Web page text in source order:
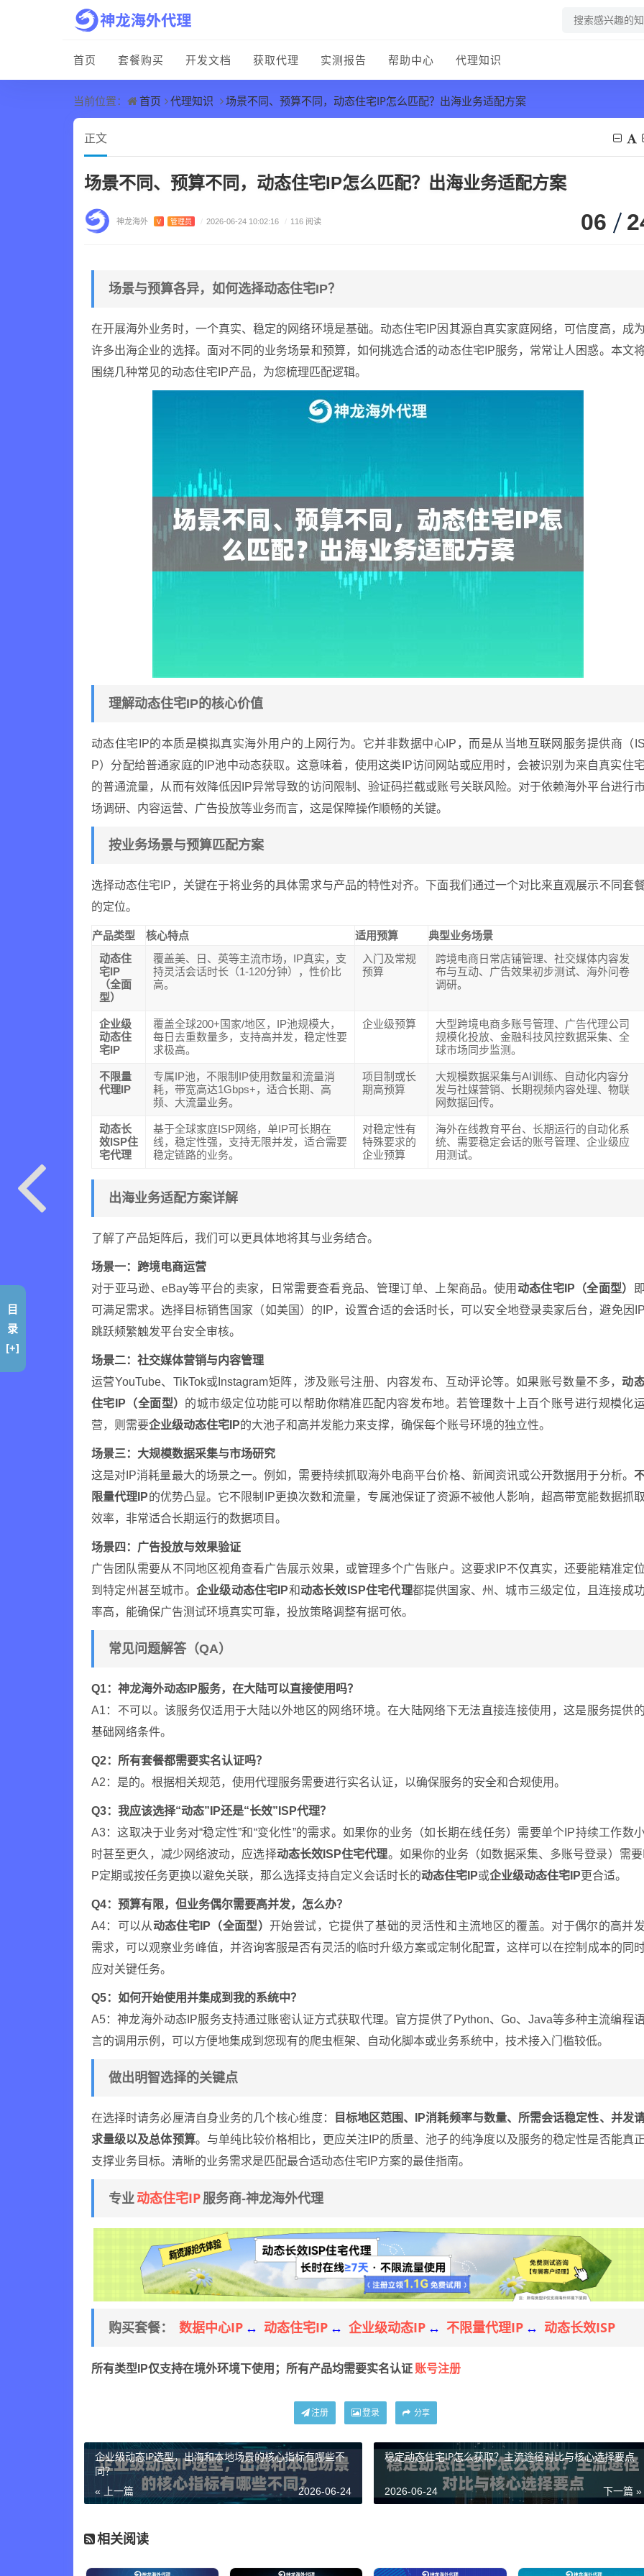
首页 套餐购买 开发文档 获取代理 实测报告 帮助中心 代理知识
当前位置： 首页 代理知识 场景不同、预算不同，动态住宅IP怎么匹配？出海业务适配方案
正文
场景不同、预算不同，动态住宅IP怎么匹配？出海业务适配方案
神龙海外 V 管理员 / 2026-06-24 10:02:16 / 116 阅读 06
场景与预算各异，如何选择动态住宅IP？
在开展海外业务时，一个真实、稳定的网络环境是基础。动态住宅IP因其源自真实家庭网络，可信度高，成为
许多出海企业的选择。面对不同的业务场景和预算，如何挑选合适的动态住宅IP服务，常常让人困惑。本文
围绕几种常见的动态住宅IP产品，为您梳理匹配逻辑。
理解动态住宅IP的核心价值
动态住宅IP的本质是模拟真实海外用户的上网行为。它并非数据中心IP，而是从当地互联网服务提供商（IS
P）分配给普通家庭的IP池中动态获取。这意味着，使用这类IP访问网站或应用时，会被识别为来自真实住宅
的普通流量，从而有效降低因IP异常导致的访问限制、验证码拦截或账号关联风险。对于依赖海外平台进行
场调研、内容运营、广告投放等业务而言，这是保障操作顺畅的关键。
按业务场景与预算匹配方案
选择动态住宅IP，关键在于将业务的具体需求与产品的特性对齐。下面我们通过一个对比来直观展示不同套
的定位。
产品类型 核心特点 适用预算
典型业务场景
动态住
宅IP
（全面
型）
覆盖美、日、英等主流市场，IP真实，支
持灵活会话时长（1-120分钟），性价比
高。
入门及常规
预算
跨境电商日常店铺管理、社交媒体内容发
布与互动、广告效果初步测试、海外问卷
调研。
企业级
动态住
宅IP
覆盖全球200+国家/地区，IP池规模大，
每日去重数量多，支持高并发，稳定性要
求极高。
企业级预算
大型跨境电商多账号管理、广告代理公司
规模化投放、金融科技风控数据采集、全
球市场同步监测。
不限量
代理IP
专属IP池，不限制IP使用数量和流量消
耗，带宽高达1Gbps+，适合长期、高
频、大流量业务。
项目制或长
期高预算
大规模数据采集与AI训练、自动化内容分
发与社媒营销、长期视频内容处理、物联
网数据回传。
动态长
效ISP住
宅代理
基于全球家庭ISP网络，单IP可长期在
线，稳定性强，支持无限并发，适合需要
稳定链路的业务。
对稳定性有
特殊要求的
企业预算
海外在线教育平台、长期运行的自动化系
统、需要稳定会话的账号管理、企业级应
用测试。
出海业务适配方案详解
了解了产品矩阵后，我们可以更具体地将其与业务结合。
场景一：跨境电商运营
对于亚马逊、eBay等平台的卖家，日常需要查看竞品、管理订单、上架商品。使用 动态住宅IP（全面型）
即
可满足需求。选择目标销售国家（如美国）的IP，设置合适的会话时长，可以安全地登录卖家后台，避免因IP
跳跃频繁触发平台安全审核。
场景二：社交媒体营销与内容管理
运营YouTube、TikTok或Instagram矩阵，涉及账号注册、内容发布、互动评论等。如果账号数量不多，动
住宅IP（全面型） 的城市级定位功能可以帮助你精准匹配内容发布地。若管理数十上百个账号进行规模化
营，则需要企业级动态住宅IP的大池子和高并发能力来支撑，确保每个账号环境的独立性。
场景三：大规模数据采集与市场研究
这是对IP消耗量最大的场景之一。例如，需要持续抓取海外电商平台价格、新闻资讯或公开数据用于分析。
限量代理IP的优势凸显。它不限制IP更换次数和流量，专属池保证了资源不被他人影响，超高带宽能数据抓取
效率，非常适合长期运行的数据项目。
场景四：广告投放与效果验证
广告团队需要从不同地区视角查看广告展示效果，或管理多个广告账户。这要求IP不仅真实，还要能精准定位
到特定州甚至城市。 企业级动态住宅IP和动态长效ISP住宅代理都提供国家、州、城市三级定位，且连接成功
率高，能确保广告测试环境真实可靠，投放策略调整有据可依。
常见问题解答（QA）
Q1：神龙海外动态IP服务，在大陆可以直接使用吗？
A1：不可以。该服务仅适用于大陆以外地区的网络环境。在大陆网络下无法直接连接使用，这是服务提供的
基础网络条件。
Q2：所有套餐都需要实名认证吗？
A2：是的。根据相关规范，使用代理服务需要进行实名认证，以确保服务的安全和合规使用。
Q3：我应该选择“动态”IP还是“长效”ISP代理？
A3：这取决于业务对“稳定性”和“变化性”的需求。如果你的业务（如长期在线任务）需要单个IP持续工作数
时甚至更久，减少网络波动，应选择动态长效ISP住宅代理。如果你的业务（如数据采集、多账号登录）需要I
P定期或按任务更换以避免关联，那么选择支持自定义会话时长的动态住宅IP或企业级动态住宅IP更合适。
Q4：预算有限，但业务偶尔需要高并发，怎么办？
A4：可以从动态住宅IP（全面型）开始尝试，它提供了基础的灵活性和主流地区的覆盖。对于偶尔的高并发
需求，可以观察业务峰值，并咨询客服是否有灵活的临时升级方案或定制化配置，这样可以在控制成本的同
应对关键任务。
Q5：如何开始使用并集成到我的系统中？
A5：神龙海外动态IP服务支持通过账密认证方式获取代理。官方提供了Python、Go、Java等多种主流编程
言的调用示例，可以方便地集成到您现有的爬虫框架、自动化脚本或业务系统中，技术接入门槛较低。
做出明智选择的关键点
在选择时请务必厘清自身业务的几个核心维度：
目标地区范围、IP消耗频率与数量、所需会话稳定性、并发
求量级以及总体预算。与单纯比较价格相比，更应关注IP的质量、池子的纯净度以及服务的稳定性是否能真正
支撑业务目标。清晰的业务需求是匹配最合适动态住宅IP方案的最佳指南。
专业 动态住宅IP 服务商-神龙海外代理
购买套餐： 数据中心IP ↔ 动态住宅IP ↔ 企业级动态IP ↔ 不限量代理IP ↔ 动态长效ISP
所有类型IP仅支持在境外环境下使用；所有产品均需要实名认证 账号注册
注册 登录 分享
企业级动态IP选型，出海和本地场景的核心指标有哪些不
同？
« 上一篇 2026-06-24
稳定动态住宅IP怎么获取？主流途径对比与核心选择要点
下一篇 »
2026-06-24
相关阅读
目
录
[+]